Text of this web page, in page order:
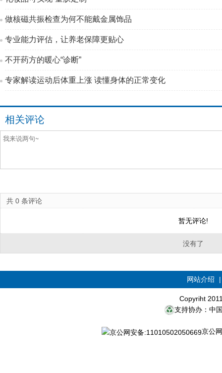
做核磁共振检查为何不能戴金属饰品
专业能力评估，让养老保障更贴心
不开药方的暖心“诊断”
专家解读运动后体重上涨 读懂身体的正常变化
相关评论
共 0 条评论
暂无评论!
没有了
网站介绍
Copyriht
支持协办：中
京公